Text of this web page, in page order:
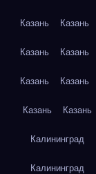
Казань Казань
Казань Казань
Казань Казань
Казань Казань
Калининград
Калининград